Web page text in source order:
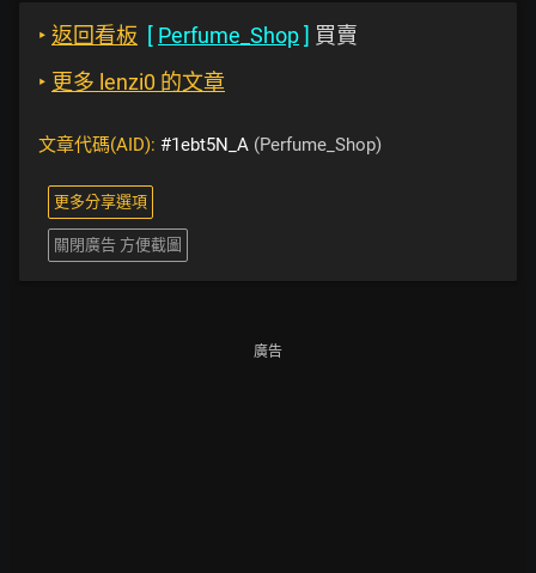
‣ 返回看板 [ Perfume_Shop] 買賣
‣ 更多 lenzi0 的文章
文章代碼(AID): #1ebt5N_A (Perfume_Shop)
更多分享選項
關閉廣告 方便截圖
廣告